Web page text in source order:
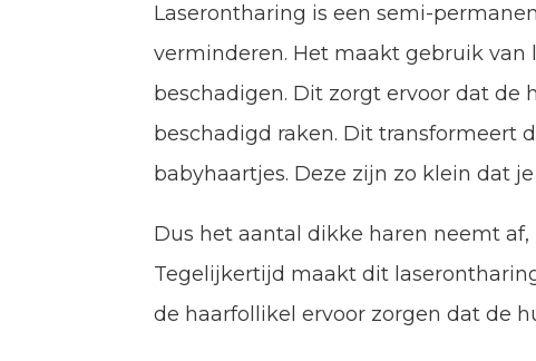
Laserontharing is een semi-
verminderen. Het maakt gebruik
beschadigen. Dit zorgt ervoor dat de
beschadigd raken. Dit transformeert
babyhaartjes. Deze zijn zo klein dat
Dus het aantal dikke haren neemt
Tegelijkertijd maakt dit
de haarfollikel ervoor zorgen dat de